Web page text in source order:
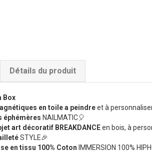
Détails du produit
Box
en toile a peindreet à personnaliser
éphémères NAILMATIC🎈
art décoratif BREAKDANCEen bois, à
STYLE🎉
en tissu 100% Coton IMMERSION 100%